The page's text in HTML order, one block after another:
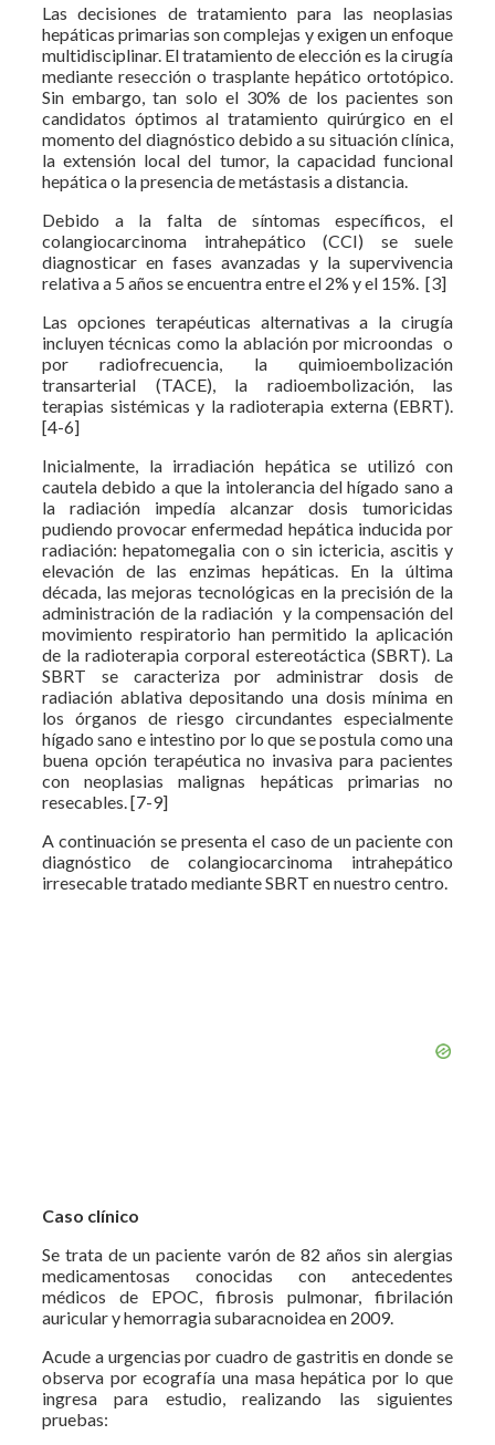
Las decisiones de tratamiento para las neoplasias
hepáticas primarias son complejas y exigen un enfoque
multidisciplinar. El tratamiento de elección es la cirugía
mediante resección o trasplante hepático ortotópico.
Sin embargo, tan solo el 30% de los pacientes son
candidatos óptimos al tratamiento quirúrgico en el
momento del diagnóstico debido a su situación clínica,
la extensión local del tumor, la capacidad funcional
hepática o la presencia de metástasis a distancia.
Debido a la falta de síntomas específicos, el
colangiocarcinoma intrahepático (CCI) se suele
diagnosticar en fases avanzadas y la supervivencia
relativa a 5 años se encuentra entre el 2% y el 15%. [3]
Las opciones terapéuticas alternativas a la cirugía
incluyen técnicas como la ablación por microondas o
por radiofrecuencia, la quimioembolización
transarterial (TACE), la radioembolización, las
terapias sistémicas y la radioterapia externa (EBRT).
[4-6]
Inicialmente, la irradiación hepática se utilizó con
cautela debido a que la intolerancia del hígado sano a
la radiación impedía alcanzar dosis tumoricidas
pudiendo provocar enfermedad hepática inducida por
radiación: hepatomegalia con o sin ictericia, ascitis y
elevación de las enzimas hepáticas. En la última
década, las mejoras tecnológicas en la precisión de la
administración de la radiación y la compensación del
movimiento respiratorio han permitido la aplicación
de la radioterapia corporal estereotáctica (SBRT). La
SBRT se caracteriza por administrar dosis de
radiación ablativa depositando una dosis mínima en
los órganos de riesgo circundantes especialmente
hígado sano e intestino por lo que se postula como una
buena opción terapéutica no invasiva para pacientes
con neoplasias malignas hepáticas primarias no
resecables. [7-9]
A continuación se presenta el caso de un paciente con
diagnóstico de colangiocarcinoma intrahepático
irresecable tratado mediante SBRT en nuestro centro.
Caso clínico
Se trata de un paciente varón de 82 años sin alergias
medicamentosas conocidas con antecedentes
médicos de EPOC, fibrosis pulmonar, fibrilación
auricular y hemorragia subaracnoidea en 2009.
Acude a urgencias por cuadro de gastritis en donde se
observa por ecografía una masa hepática por lo que
ingresa para estudio, realizando las siguientes
pruebas: